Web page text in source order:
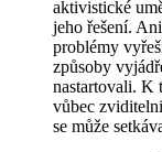
aktivistické
jeho řešení.
problémy
způsoby
nastartovali. K
vůbec
se může